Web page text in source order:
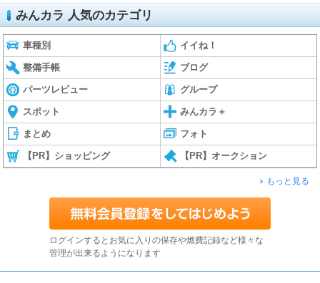
みんカラ 人気のカテゴリ
車種別 イイね！
整備手帳 ブログ
パーツレビュー グループ
スポット みんカラ＋
まとめ フォト
【PR】ショッピング 【PR】オークション
もっと見る
ログインするとお気に入りの保存や燃費記録など様々な
管理が出来るようになります